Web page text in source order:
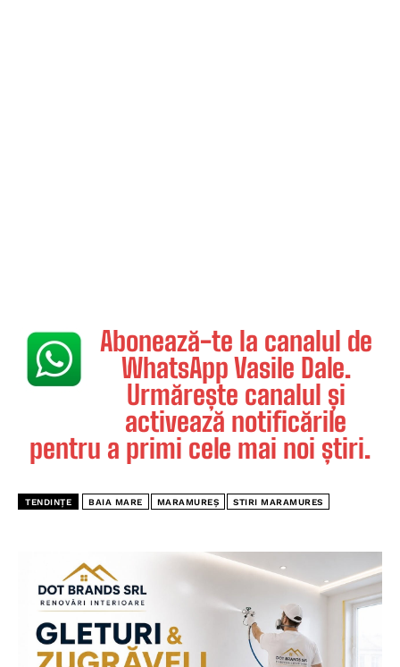
Abonează-te la canalul de
WhatsApp Vasile Dale.
Urmărește canalul și
activează notificările
pentru a primi cele mai noi știri.
TENDINȚE BAIA MARE MARAMUREȘ STIRI MARAMURES